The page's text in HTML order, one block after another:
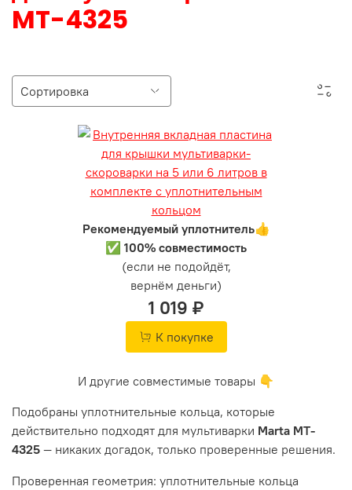
MT-4325
Рекомендуемый уплотнитель👍
✅ 100% совместимость
(если не подойдёт,
вернём деньги)
1 019 ₽
К покупке
И другие совместимые товары 👇
Подобраны уплотнительные кольца, которые
действительно подходят для мультиварки Marta MT-
4325 — никаких догадок, только проверенные решения.
Проверенная геометрия: уплотнительные кольца